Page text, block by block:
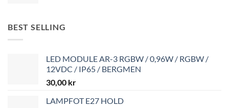
BEST SELLING
LED MODULE AR-3 RGBW / 0,96W / RGBW /
12VDC / IP65 / BERGMEN
30,00 kr
LAMPFOT E27 HOLD